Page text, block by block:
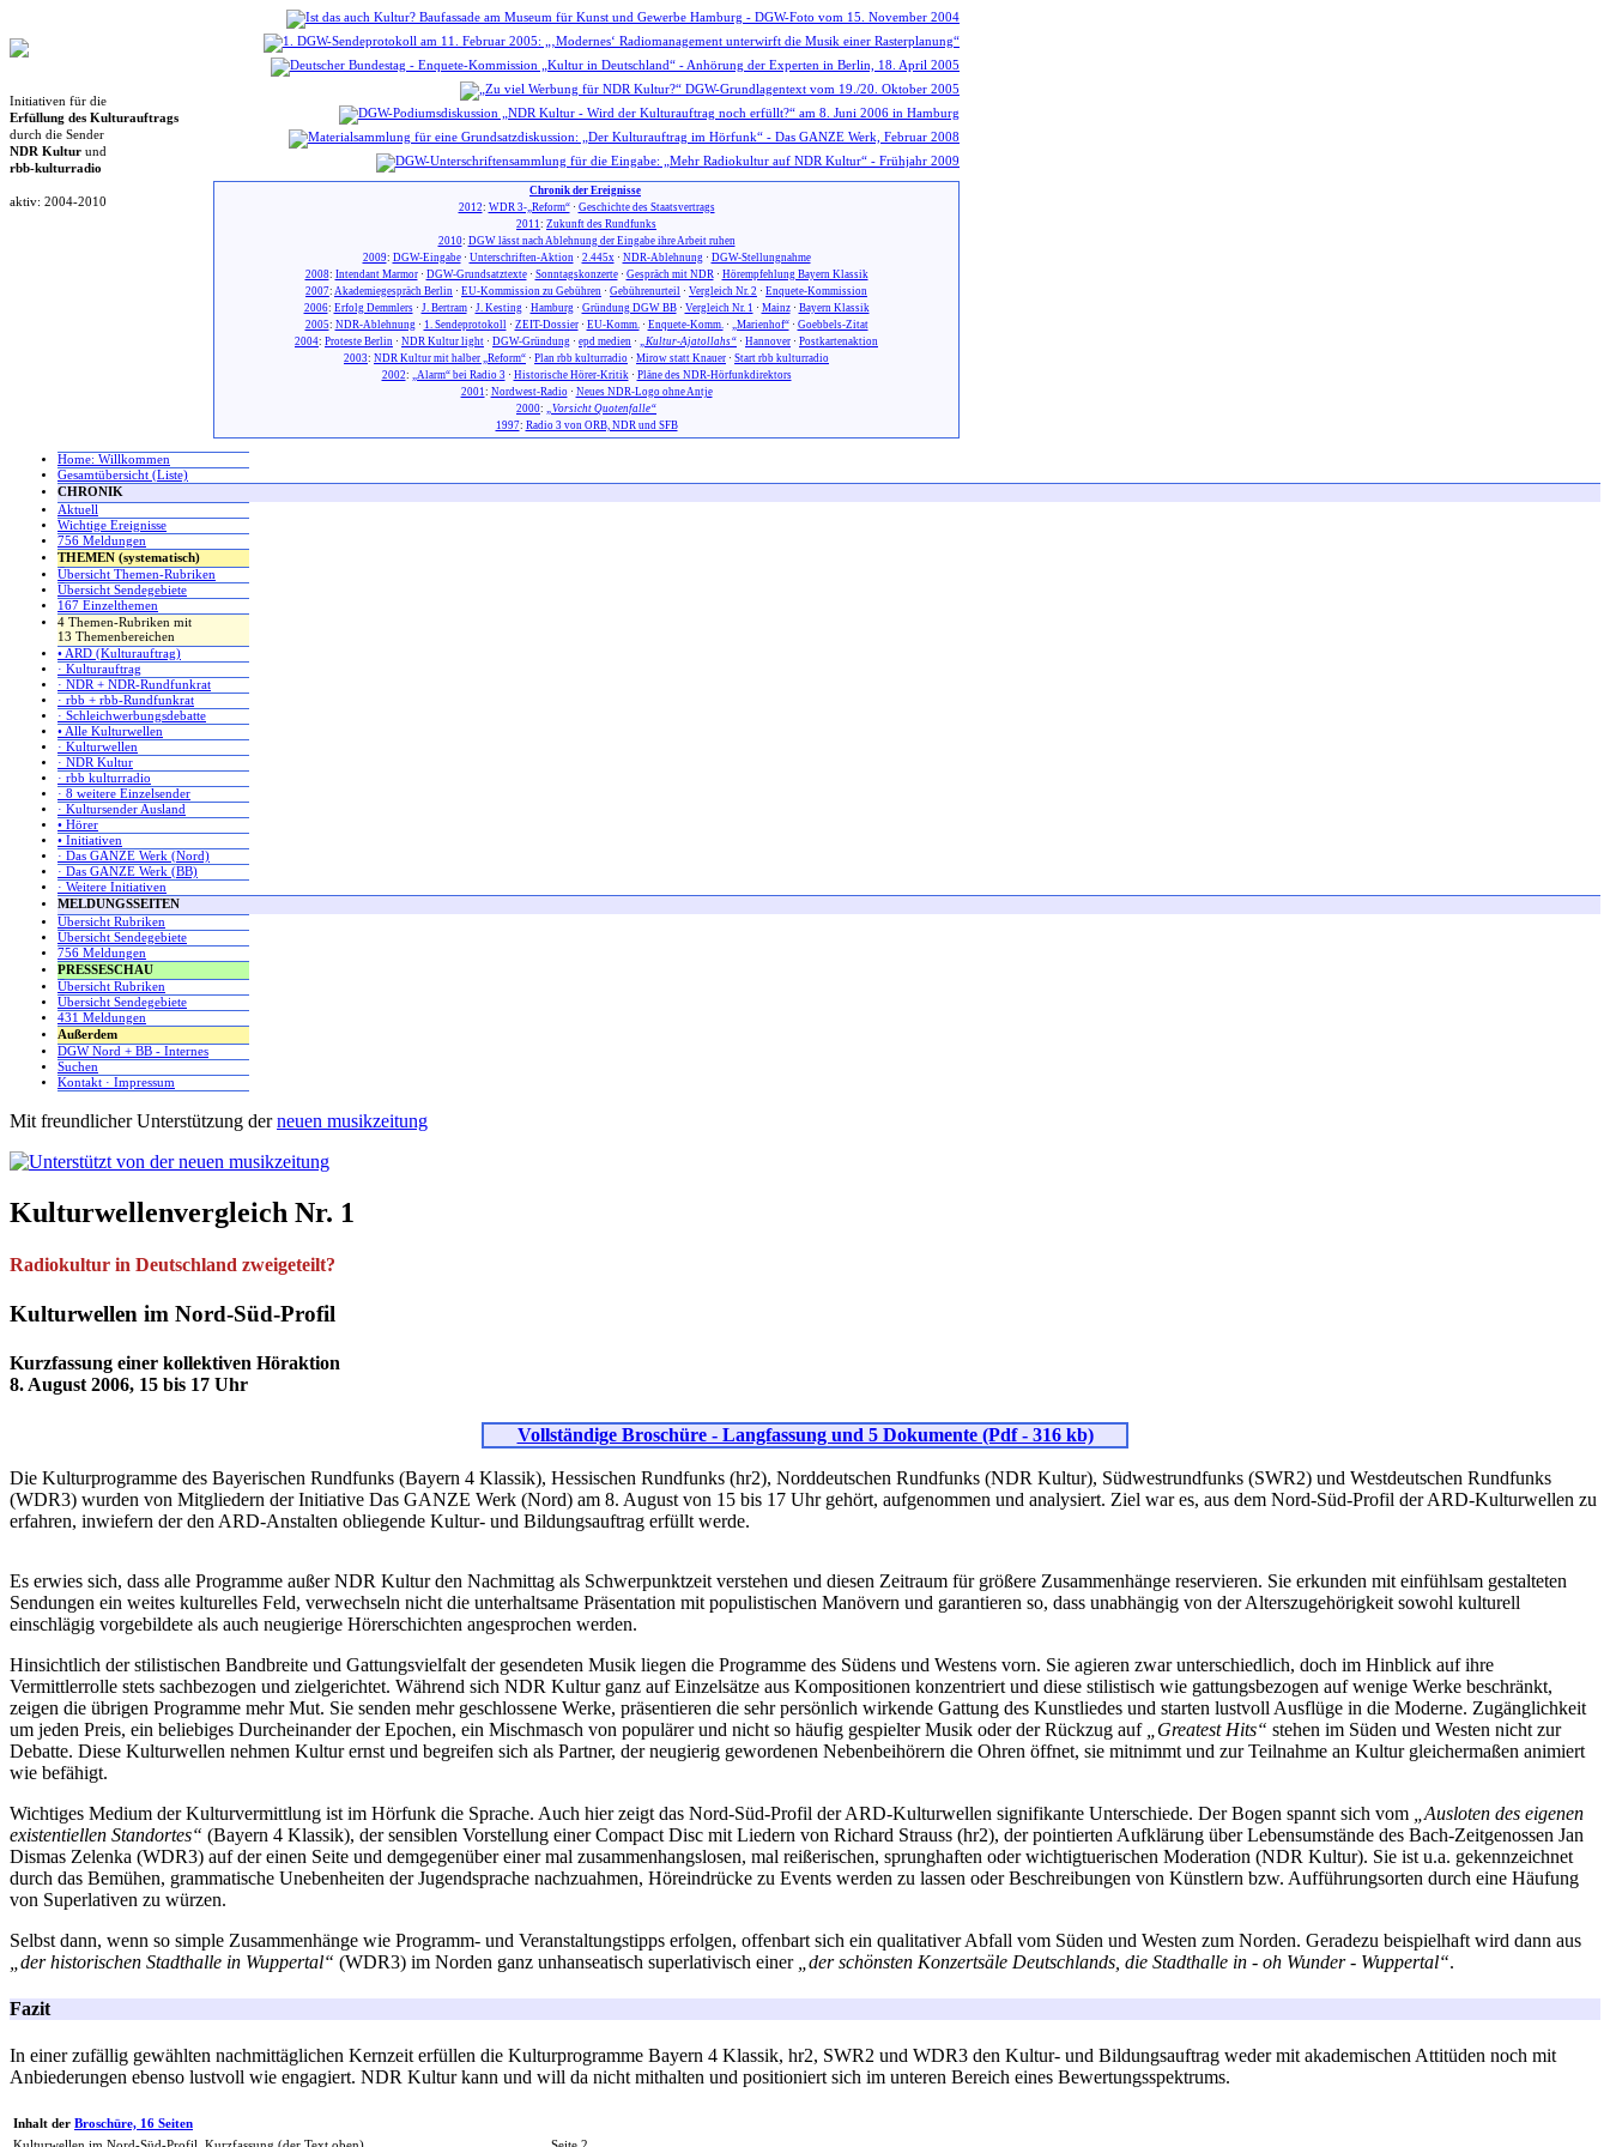
Initiativen für die
Erfüllung des Kulturauftrags
durch die Sender
NDR Kultur und
rbb-kulturradio
aktiv: 2004-2010
Chronik der Ereignisse
2012: WDR 3-„Reform“· Geschichte des Staatsvertrags
2011: Zukunft des Rundfunks
2010: DGW lässt nach Ablehnung der Eingabe ihre Arbeit ruhen
2009: DGW-Eingabe· Unterschriften-Aktion· 2.445x· NDR-Ablehnung· DGW-Stellungnahme
2008: Intendant Marmor· DGW-Grundsatztexte· Sonntagskonzerte· Gespräch mit NDR· Hörempfehlung Bayern Klassik
2007: Akademiegespräch Berlin · EU-Kommission zu Gebühren · Gebührenurteil · Vergleich Nr. 2 · Enquete-Kommission
2006: Erfolg Demmlers· J. Bertram· J. Kesting· Hamburg· Gründung DGW BB· Vergleich Nr. 1 · Mainz· Bayern Klassik
2005: NDR-Ablehnung· 1. Sendeprotokoll· ZEIT-Dossier· EU-Komm.· Enquete-Komm.· „Marienhof“· Goebbels-Zitat
2004: Proteste Berlin · NDR Kultur light · DGW-Gründung · epd medien · „Kultur-Ajatollahs“ · Hannover · Postkartenaktion
2003: NDR Kultur mit halber „Reform“ · Plan rbb kulturradio · Mirow statt Knauer · Start rbb kulturradio
2002: „Alarm“ bei Radio 3 · Historische Hörer-Kritik· Pläne des NDR-Hörfunkdirektors
2001: Nordwest-Radio· Neues NDR-Logo ohne Antje
2000: „Vorsicht Quotenfalle“
1997: Radio 3 von ORB, NDR und SFB
Home: Willkommen
Gesamtübersicht (Liste)
CHRONIK
Aktuell
Wichtige Ereignisse
756 Meldungen
THEMEN (systematisch)
Übersicht Themen-Rubriken
Übersicht Sendegebiete
167 Einzelthemen
4 Themen-Rubriken mit
13 Themenbereichen
• ARD (Kulturauftrag)
· Kulturauftrag
· NDR + NDR-Rundfunkrat
· rbb + rbb-Rundfunkrat
· Schleichwerbungsdebatte
• Alle Kulturwellen
· Kulturwellen
· NDR Kultur
· rbb kulturradio
· 8 weitere Einzelsender
· Kultursender Ausland
• Hörer
• Initiativen
· Das GANZE Werk (Nord)
· Das GANZE Werk (BB)
· Weitere Initiativen
MELDUNGSSEITEN
Übersicht Rubriken
Übersicht Sendegebiete
756 Meldungen
PRESSESCHAU
Übersicht Rubriken
Übersicht Sendegebiete
431 Meldungen
Außerdem
DGW Nord + BB - Internes
Suchen
Kontakt · Impressum
Mit freundlicher Unterstützung derneuen musikzeitung
Kulturwellenvergleich Nr. 1
Radiokultur in Deutschland zweigeteilt?
Kulturwellen im Nord-Süd-Profil
Kurzfassung einer kollektiven Höraktion
8. August 2006, 15 bis 17 Uhr
Vollständige Broschüre - Langfassung und 5 Dokumente (Pdf - 316 kb)
Die Kulturprogramme des Bayerischen Rundfunks (Bayern 4 Klassik), Hessischen Rundfunks (hr2), Norddeutschen Rundfunks (NDR Kultur), Südwestrundfunks (SWR2) und Westdeutschen Rundfunks
(WDR3) wurden von Mitgliedern der Initiative Das GANZE Werk (Nord) am 8. August von 15 bis 17 Uhr gehört, aufgenommen und analysiert. Ziel war es, aus dem Nord-Süd-Profil der ARD-Kulturwellen zu
erfahren, inwiefern der den ARD-Anstalten obliegende Kultur- und Bildungsauftrag erfüllt werde.
Es erwies sich, dass alle Programme außer NDR Kultur den Nachmittag als Schwerpunktzeit verstehen und diesen Zeitraum für größere Zusammenhänge reservieren. Sie erkunden mit einfühlsam gestalteten
Sendungen ein weites kulturelles Feld, verwechseln nicht die unterhaltsame Präsentation mit populistischen Manövern und garantieren so, dass unabhängig von der Alterszugehörigkeit sowohl kulturell
einschlägig vorgebildete als auch neugierige Hörerschichten angesprochen werden.
Hinsichtlich der stilistischen Bandbreite und Gattungsvielfalt der gesendeten Musik liegen die Programme des Südens und Westens vorn. Sie agieren zwar unterschiedlich, doch im Hinblick auf ihre
Vermittlerrolle stets sachbezogen und zielgerichtet. Während sich NDR Kultur ganz auf Einzelsätze aus Kompositionen konzentriert und diese stilistisch wie gattungsbezogen auf wenige Werke beschränkt,
zeigen die übrigen Programme mehr Mut. Sie senden mehr geschlossene Werke, präsentieren die sehr persönlich wirkende Gattung des Kunstliedes und starten lustvoll Ausflüge in die Moderne. Zugänglichkeit
um jeden Preis, ein beliebiges Durcheinander der Epochen, ein Mischmasch von populärer und nicht so häufig gespielter Musik oder der Rückzug auf
„Greatest Hits“ stehen im Süden und Westen nicht zur
Debatte. Diese Kulturwellen nehmen Kultur ernst und begreifen sich als Partner, der neugierig gewordenen Nebenbeihörern die Ohren öffnet, sie mitnimmt und zur Teilnahme an Kultur gleichermaßen animiert
wie befähigt.
Wichtiges Medium der Kulturvermittlung ist im Hörfunk die Sprache. Auch hier zeigt das Nord-Süd-Profil der ARD-Kulturwellen signifikante Unterschiede. Der Bogen spannt sich vom
„Ausloten des eigenen
existentiellen Standortes“ (Bayern 4 Klassik), der sensiblen Vorstellung einer Compact Disc mit Liedern von Richard Strauss (hr2), der pointierten Aufklärung über Lebensumstände des Bach-Zeitgenossen Jan
Dismas Zelenka (WDR3) auf der einen Seite und demgegenüber einer mal zusammenhangslosen, mal reißerischen, sprunghaften oder wichtigtuerischen Moderation (NDR Kultur). Sie ist u.a. gekennzeichnet
durch das Bemühen, grammatische Unebenheiten der Jugendsprache nachzuahmen, Höreindrücke zu Events werden zu lassen oder Beschreibungen von Künstlern bzw. Aufführungsorten durch eine Häufung
von Superlativen zu würzen.
Selbst dann, wenn so simple Zusammenhänge wie Programm- und Veranstaltungstipps erfolgen, offenbart sich ein qualitativer Abfall vom Süden und Westen zum Norden. Geradezu beispielhaft wird dann aus
„der historischen Stadthalle in Wuppertal“ (WDR3) im Norden ganz unhanseatisch superlativisch einer „der schönsten Konzertsäle Deutschlands, die Stadthalle in - oh Wunder - Wuppertal“.
Fazit
In einer zufällig gewählten nachmittäglichen Kernzeit erfüllen die Kulturprogramme Bayern 4 Klassik, hr2, SWR2 und WDR3 den Kultur- und Bildungsauftrag weder mit akademischen Attitüden noch mit
Anbiederungen ebenso lustvoll wie engagiert. NDR Kultur kann und will da nicht mithalten und positioniert sich im unteren Bereich eines Bewertungsspektrums.
Inhalt der Broschüre, 16 Seiten